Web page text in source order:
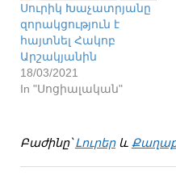
Սուրիկ Խաչատրյանը
զորակցություն է
հայտնել Հակոբ
Արշակյանին
18/03/2021
In "Սոցիալական"
Բաժինը՝Լուրերև